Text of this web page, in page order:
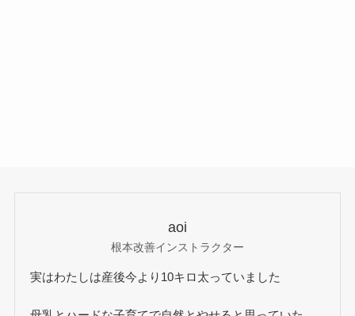
aoi
根本改善インストラクター
実はわたしは産後今より10キロ太っていました